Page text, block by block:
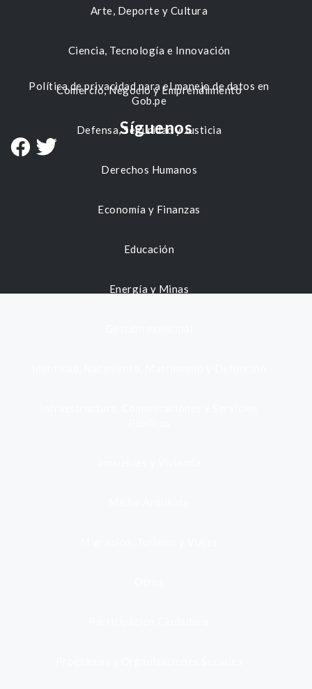
Arte, Deporte y Cultura
Ciencia, Tecnología e Innovación
Comercio, Negocio y Emprendimiento
Defensa, Seguridad y Justicia
Derechos Humanos
Economía y Finanzas
Educación
Energía y Minas
Política de privacidad para el manejo de datos en
Gob.pe
Síguenos